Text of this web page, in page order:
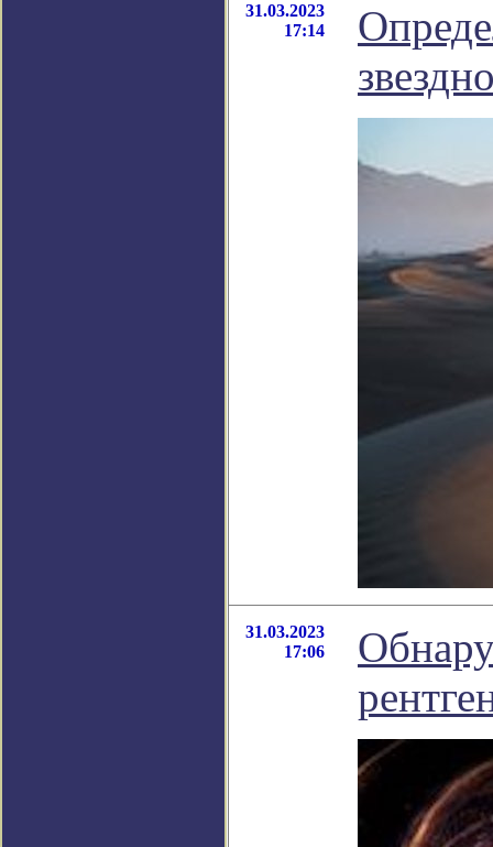
31.03.2023
17:14
31.03.2023
17:06